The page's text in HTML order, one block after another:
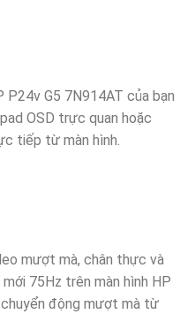
P24v G5 7N914AT của bạn
OSD trực quan hoặc
tiếp từ màn hình.
mượt mà, chân thực và
75Hz trên màn hình HP
động mượt mà từ